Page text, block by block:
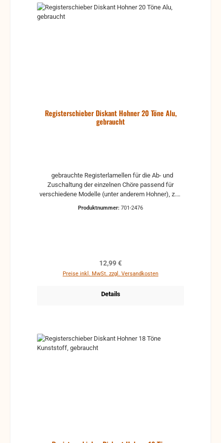
Registerschieber Diskant Hohner 20 Töne Alu,
gebraucht
Zuschaltung der einzelnen Chöre passend für
verschiedene Modelle (unter anderem Hohner), z.B.
Produktnummer: 701-2476
Regulärer Preis:
12,99 €
Preise inkl. MwSt. zzgl. Versandkosten
Details